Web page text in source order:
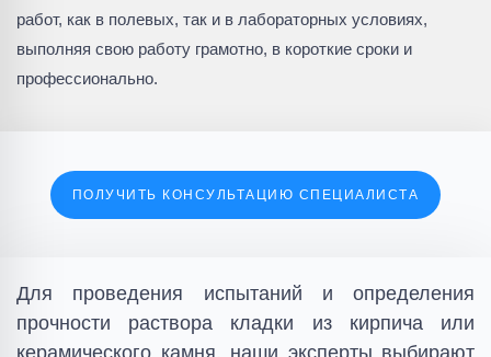
работ, как в полевых, так и в лабораторных условиях,
выполняя свою работу грамотно, в короткие сроки и
профессионально.
ПОЛУЧИТЬ КОНСУЛЬТАЦИЮ СПЕЦИАЛИСТА
Для проведения испытаний и определения
прочности раствора кладки из кирпича или
керамического камня, наши эксперты выбирают